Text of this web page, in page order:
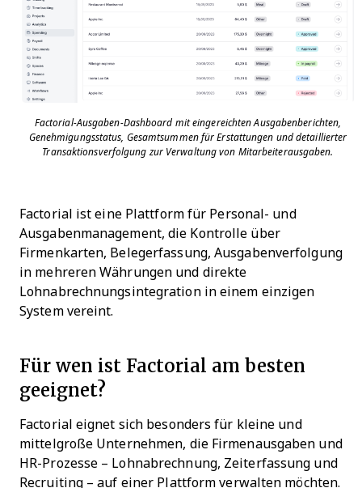
Factorial-Ausgaben-Dashboard mit eingereichten Ausgabenberichten,
Genehmigungsstatus, Gesamtsummen für Erstattungen und detaillierter
Transaktionsverfolgung zur Verwaltung von Mitarbeiterausgaben.
Factorial ist eine Plattform für Personal- und
Ausgabenmanagement, die Kontrolle über
Firmenkarten, Belegerfassung, Ausgabenverfolgung
in mehreren Währungen und direkte
Lohnabrechnungsintegration in einem einzigen
System vereint.
Für wen ist Factorial am besten
geeignet?
Factorial eignet sich besonders für kleine und
mittelgroße Unternehmen, die Firmenausgaben und
HR-Prozesse – Lohnabrechnung, Zeiterfassung und
Recruiting – auf einer Plattform verwalten möchten.